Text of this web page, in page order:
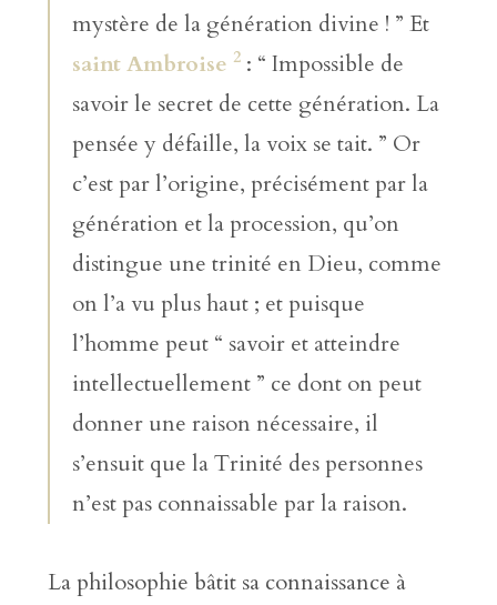
mystère de la génération divine ! ” Et
saint Ambroise 2: “ Impossible de
savoir le secret de cette génération. La
pensée y défaille, la voix se tait. ” Or
c’est par l’origine, précisément par la
génération et la procession, qu’on
distingue une trinité en Dieu, comme
on l’a vu plus haut ; et puisque
l’homme peut “ savoir et atteindre
intellectuellement ” ce dont on peut
donner une raison nécessaire, il
s’ensuit que la Trinité des personnes
n’est pas connaissable par la raison.
La philosophie bâtit sa connaissance à